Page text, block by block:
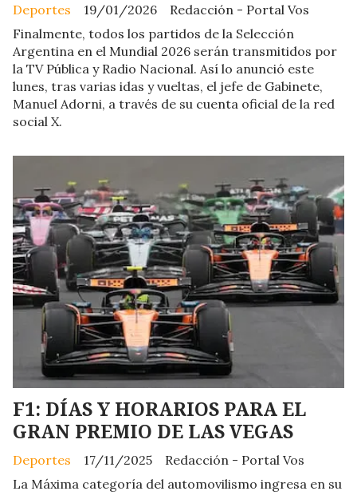
Redacción - Portal Vos
Deportes
19/01/2026
Finalmente, todos los partidos de la Selección
Argentina en el Mundial 2026 serán transmitidos por
la TV Pública y Radio Nacional. Así lo anunció este
lunes, tras varias idas y vueltas, el jefe de Gabinete,
Manuel Adorni, a través de su cuenta oficial de la red
social X.
F1: DÍAS Y HORARIOS PARA EL
GRAN PREMIO DE LAS VEGAS
Redacción - Portal Vos
Deportes
17/11/2025
La Máxima categoría del automovilismo ingresa en su